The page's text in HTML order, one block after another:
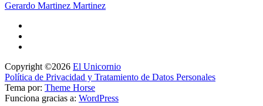
Gerardo Martinez Martinez
Copyright ©2026 El Unicornio
Política de Privacidad y Tratamiento de Datos Personales
Tema por: Theme Horse
Funciona gracias a: WordPress